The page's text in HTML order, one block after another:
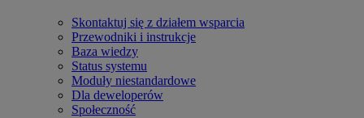
Skontaktuj się z działem wsparcia
Przewodniki i instrukcje
Baza wiedzy
Status systemu
Moduły niestandardowe
Dla deweloperów
Społeczność